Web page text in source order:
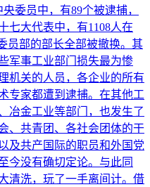
委员中，有89个被逮捕，
七大代表中，有1108人在
员部的部长全部被撤换。其
军事工业部门损失最为惨
机关的人员，各企业的所有
专家都遭到逮捕。在其他工
金工业等部门，也发生了
、共青团、各社会团体的干
及共产国际的职员和外国党
今没有确切定论。与此同
清洗，玩了一手离间计。借